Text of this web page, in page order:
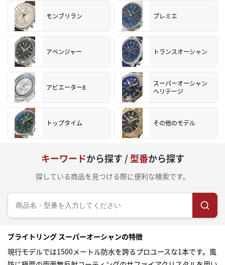
モンブリラン プレミエ
アベンジャー トランスオーシャン
アビエーター8
スーパーオーシャン
ヘリテージ
トップタイム その他のモデル
キーワードから探す /型番から探す
探している商品を見つける際に便利な検索です。
ブライトリング スーパーオーシャンの特徴
現行モデルでは1500メートル防水を誇るプロユースな1本です。風